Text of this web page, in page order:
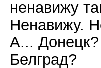
ненавижу
Ненавижу.
А...
Белград?